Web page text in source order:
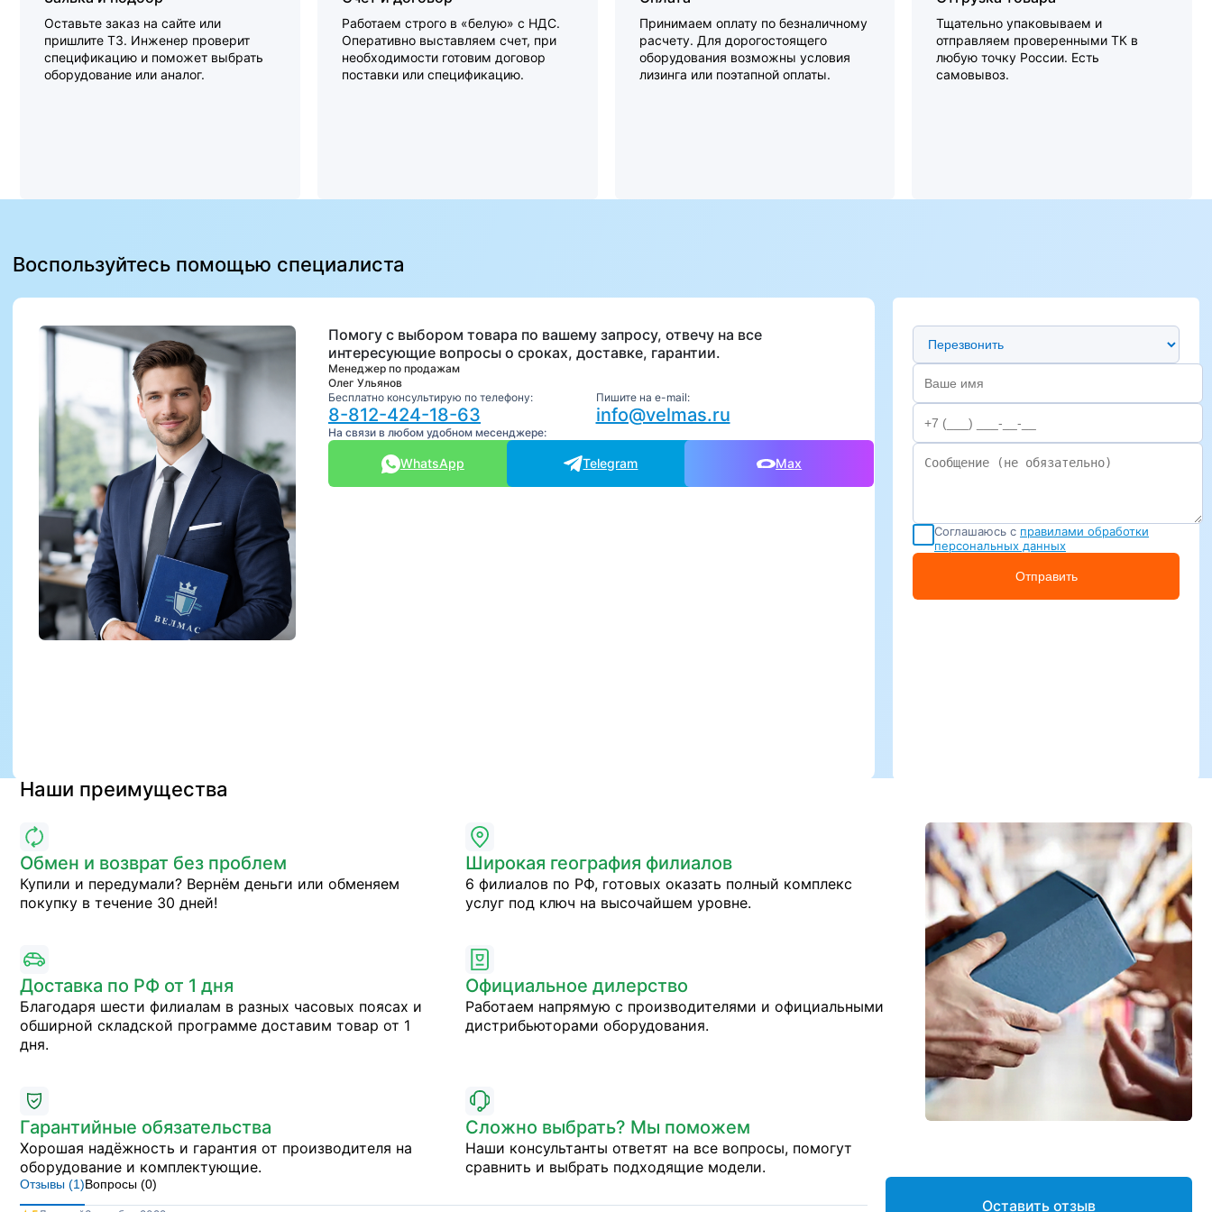
Оставьте заказ на сайте или
пришлите ТЗ. Инженер проверит
спецификацию и поможет выбрать
оборудование или аналог.
Работаем строго в «белую» с НДС.
Оперативно выставляем счет, при
необходимости готовим договор
поставки или спецификацию.
Принимаем оплату по безналичному
расчету. Для дорогостоящего
оборудования возможны условия
лизинга или поэтапной оплаты.
Тщательно упаковываем и
отправляем проверенными ТК в
любую точку России. Есть
самовывоз.
Воспользуйтесь помощью специалиста
Помогу с выбором товара по вашему запросу, отвечу на все
интересующие вопросы о сроках, доставке, гарантии.
Менеджер по продажам
Олег Ульянов
Бесплатно консультирую по телефону:
8-812-424-18-63
Пишите на e-mail:
info@velmas.ru
На связи в любом удобном месенджере:
WhatsApp Telegram Max
Предпочтительный способ связи
Соглашаюсь с правилами обработки
персональных данных
Отправить
Наши преимущества
Обмен и возврат без проблем
Купили и передумали? Вернём деньги или обменяем
покупку в течение 30 дней!
Широкая география филиалов
6 филиалов по РФ, готовых оказать полный комплекс
услуг под ключ на высочайшем уровне.
Доставка по РФ от 1 дня
Благодаря шести филиалам в разных часовых поясах и
обширной складской программе доставим товар от 1
дня.
Официальное дилерство
Работаем напрямую с производителями и официальными
дистрибьюторами оборудования.
Гарантийные обязательства
Хорошая надёжность и гарантия от производителя на
оборудование и комплектующие.
Сложно выбрать? Мы поможем
Наши консультанты ответят на все вопросы, помогут
сравнить и выбрать подходящие модели.
Отзывы (1)Вопросы (0)
Оставить отзыв